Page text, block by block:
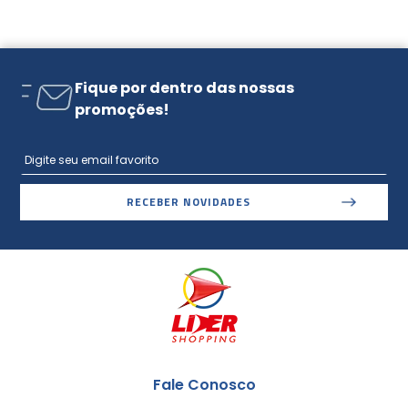
Fique por dentro das nossas
promoções!
RECEBER NOVIDADES
Fale Conosco